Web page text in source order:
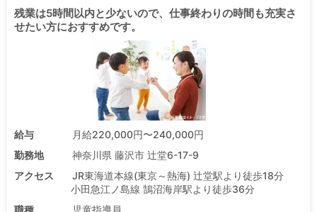
残業は5時間以内と少ないので、仕事終わりの時間も充実さ
せたい方におすすめです。
給与
月給220,000円〜240,000円
勤務地
神奈川県 藤沢市 辻堂6-17-9
アクセス
JR東海道本線(東京～熱海) 辻堂駅より徒歩18分
小田急江ノ島線 鵠沼海岸駅より徒歩36分
職種
児童指導員